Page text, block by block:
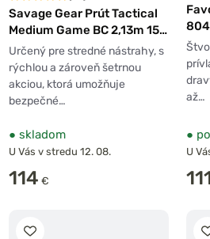
Savage Gear Prút Tactical
Medium Game BC 2,13m 15-
45g
Určený pre stredné nástrahy, s
rýchlou a zároveň šetrnou
akciou, ktorá umožňuje
bezpečné…
● skladom
U Vás v stredu 12. 08.
114 €
až…
●
U